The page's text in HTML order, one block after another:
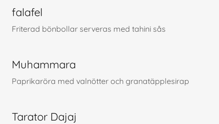
falafel
Friterad bönbollar serveras med tahini sås
Muhammara
Paprikaröra med valnötter och granatäpplesirap
Tarator Dajaj